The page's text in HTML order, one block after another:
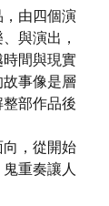
由四個演
與演出，
間與現實
事像是層
部作品後
，從開始
重奏讓人